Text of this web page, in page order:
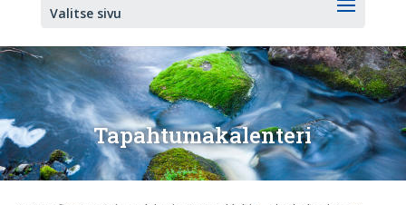
Valitse sivu
Tapahtumakalenteri